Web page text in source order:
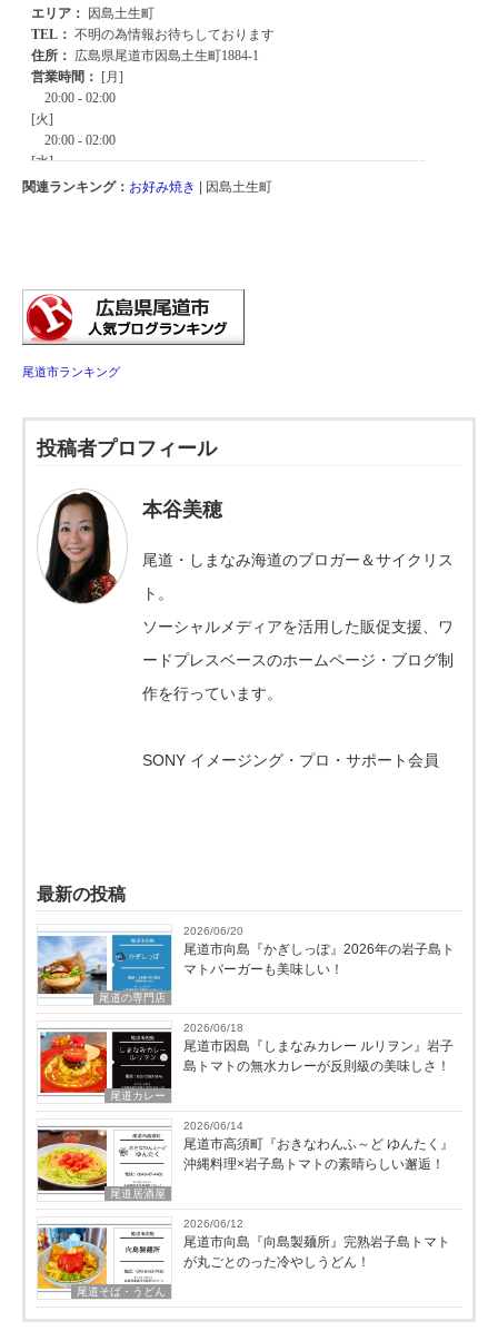
関連ランキング： お好み焼き | 因島土生町
尾道市ランキング
投稿者プロフィール
本谷美穂
尾道・しまなみ海道のブロガー＆サイクリス
ト。
ソーシャルメディアを活用した販促支援、ワ
ードプレスベースのホームページ・ブログ制
作を行っています。
SONY イメージング・プロ・サポート会員
最新の投稿
尾道の専門店
2026/06/20
尾道市向島『かぎしっぽ』2026年の岩子島ト
マトバーガーも美味しい！
尾道カレー
2026/06/18
尾道市因島『しまなみカレー ルリヲン』岩子
島トマトの無水カレーが反則級の美味しさ！
尾道居酒屋
2026/06/14
尾道市高須町『おきなわんふ～ど ゆんたく』
沖縄料理×岩子島トマトの素晴らしい邂逅！
尾道そば・うどん
2026/06/12
尾道市向島『向島製麺所』完熟岩子島トマト
が丸ごとのった冷やしうどん！